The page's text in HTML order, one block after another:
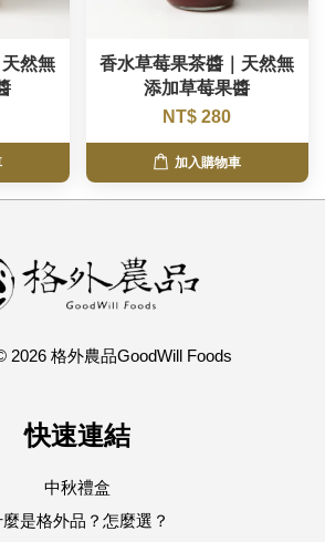
然無
香水草莓果茶醬｜天然無
添加草莓果醬
NT$ 280
加入購物車
2026 格外農品GoodWill Foods
快速連結
中秋禮盒
是格外品？怎麼選？